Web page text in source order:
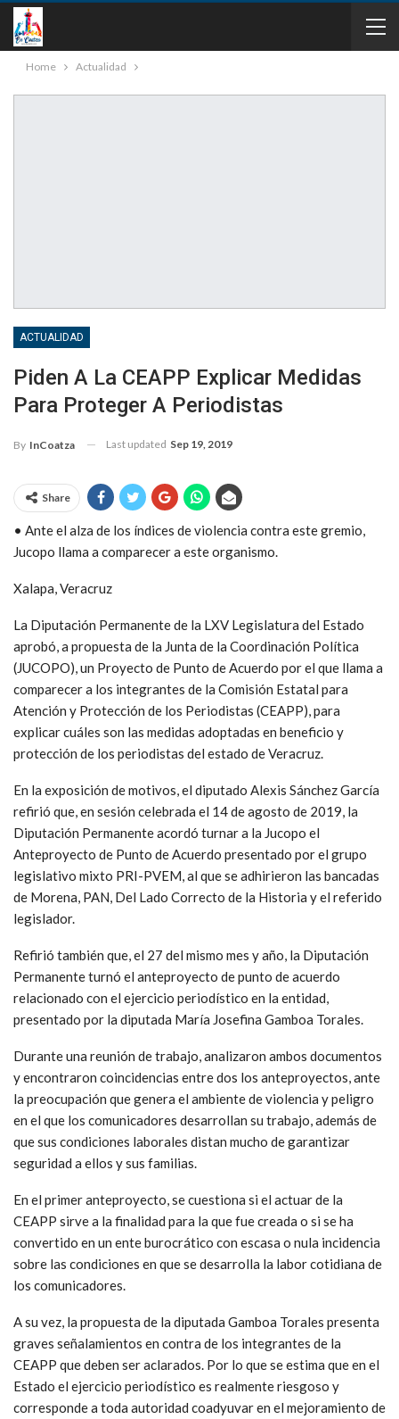
Home Actualidad
ACTUALIDAD
Piden A La CEAPP Explicar Medidas
Para Proteger A Periodistas
By InCoatza Last updated Sep 19, 2019
Share
• Ante el alza de los índices de violencia contra este gremio,
Jucopo llama a comparecer a este organismo.
Xalapa, Veracruz
La Diputación Permanente de la LXV Legislatura del Estado
aprobó, a propuesta de la Junta de la Coordinación Política
(JUCOPO), un Proyecto de Punto de Acuerdo por el que llama a
comparecer a los integrantes de la Comisión Estatal para
Atención y Protección de los Periodistas (CEAPP), para
explicar cuáles son las medidas adoptadas en beneficio y
protección de los periodistas del estado de Veracruz.
En la exposición de motivos, el diputado Alexis Sánchez García
refirió que, en sesión celebrada el 14 de agosto de 2019, la
Diputación Permanente acordó turnar a la Jucopo el
Anteproyecto de Punto de Acuerdo presentado por el grupo
legislativo mixto PRI-PVEM, al que se adhirieron las bancadas
de Morena, PAN, Del Lado Correcto de la Historia y el referido
legislador.
Refirió también que, el 27 del mismo mes y año, la Diputación
Permanente turnó el anteproyecto de punto de acuerdo
relacionado con el ejercicio periodístico en la entidad,
presentado por la diputada María Josefina Gamboa Torales.
Durante una reunión de trabajo, analizaron ambos documentos
y encontraron coincidencias entre dos los anteproyectos, ante
la preocupación que genera el ambiente de violencia y peligro
en el que los comunicadores desarrollan su trabajo, además de
que sus condiciones laborales distan mucho de garantizar
seguridad a ellos y sus familias.
En el primer anteproyecto, se cuestiona si el actuar de la
CEAPP sirve a la finalidad para la que fue creada o si se ha
convertido en un ente burocrático con escasa o nula incidencia
sobre las condiciones en que se desarrolla la labor cotidiana de
los comunicadores.
A su vez, la propuesta de la diputada Gamboa Torales presenta
graves señalamientos en contra de los integrantes de la
CEAPP que deben ser aclarados. Por lo que se estima que en el
Estado el ejercicio periodístico es realmente riesgoso y
corresponde a toda autoridad coadyuvar en el mejoramiento de